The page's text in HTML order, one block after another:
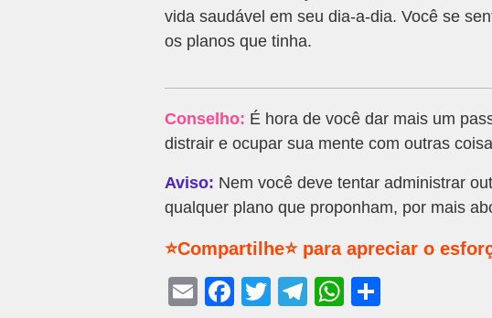
vida saudável em seu dia-a-dia. Você se
os planos que tinha.
Conselho: É hora de você dar mais um
distrair e ocupar sua mente com outras
Aviso: Nem você deve tentar administrar
qualquer plano que proponham, por mais
⭐Compartilhe⭐ para apreciar o
E
F
T
T
W